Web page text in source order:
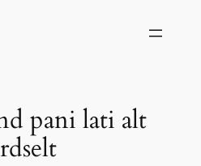
pani lati alt